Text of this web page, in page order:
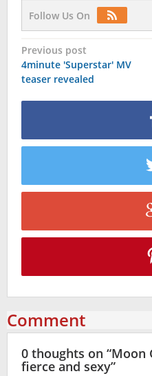
Follow Us On
Post
navigation
Previous post
4minute 'Superstar' MV
teaser revealed
Comment
0 thoughts on “Moon
fierce and sexy”